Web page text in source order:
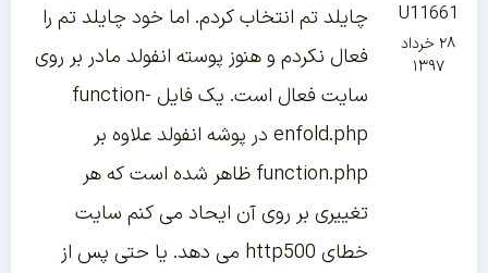
U11661
۲۸ خرداد
۱۳۹۷
چایلد تم انتخاب کردم. اما خود چایلد تم را
فعال نکردم و هنوز پوسته انفولد مادر بر روی
سایت فعال است. یک فایل function-
enfold.php در پوشه انفولد علاوه بر
function.php ظاهر شده است که هر
تغییری بر روی آن ایحاد می کنم سایت
خطای http500 می دهد. یا حتی پس از